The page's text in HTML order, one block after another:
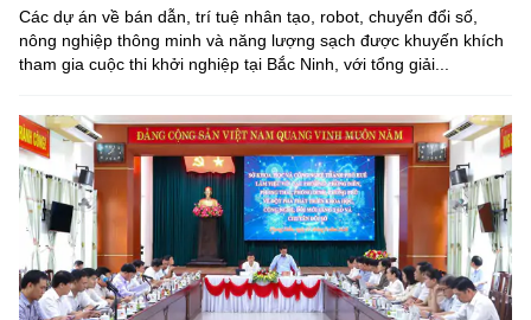
Các dự án về bán dẫn, trí tuệ nhân tạo, robot, chuyển đổi số,
nông nghiệp thông minh và năng lượng sạch được khuyến khích
tham gia cuộc thi khởi nghiệp tại Bắc Ninh, với tổng giải...